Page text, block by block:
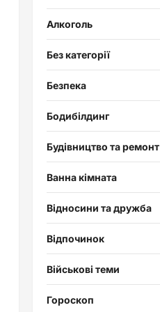
Алкоголь
Без категорії
Безпека
Бодибілдинг
Будівництво та ремонт
Ванна кімната
Відносини та дружба
Відпочинок
Військові теми
Гороскоп